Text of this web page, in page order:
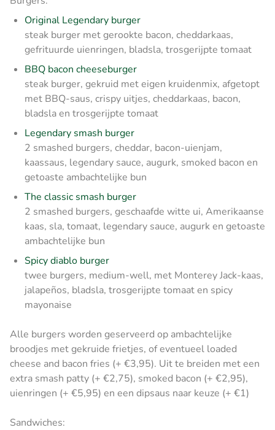
Original Legendary burger
steak burger met gerookte bacon, cheddarkaas,
gefrituurde uienringen, bladsla, trosgerijpte tomaat
BBQ bacon cheeseburger
steak burger, gekruid met eigen kruidenmix, afgetopt
met BBQ-saus, crispy uitjes, cheddarkaas, bacon,
bladsla en trosgerijpte tomaat
Legendary smash burger
2 smashed burgers, cheddar, bacon-uienjam,
kaassaus, legendary sauce, augurk, smoked bacon en
getoaste ambachtelijke bun
The classic smash burger
2 smashed burgers, geschaafde witte ui, Amerikaanse
kaas, sla, tomaat, legendary sauce, augurk en getoaste
ambachtelijke bun
Spicy diablo burger
twee burgers, medium-well, met Monterey Jack-kaas,
jalapeños, bladsla, trosgerijpte tomaat en spicy
mayonaise
Alle burgers worden geserveerd op ambachtelijke
broodjes met gekruide frietjes, of eventueel loaded
cheese and bacon fries (+ €3,95). Uit te breiden met een
extra smash patty (+ €2,75), smoked bacon (+ €2,95),
uienringen (+ €5,95) en een dipsaus naar keuze (+ €1)
Sandwiches: